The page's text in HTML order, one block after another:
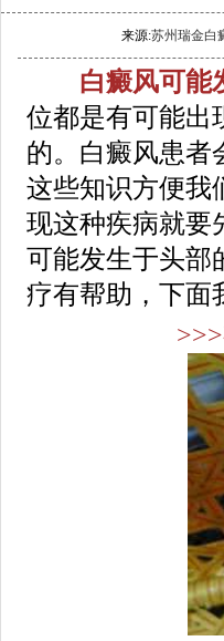
来源:苏州瑞金白
白癜风可能
位都是有可能出
的。白癜风患者
这些知识方便我
现这种疾病就要
可能发生于头部
疗有帮助，下面